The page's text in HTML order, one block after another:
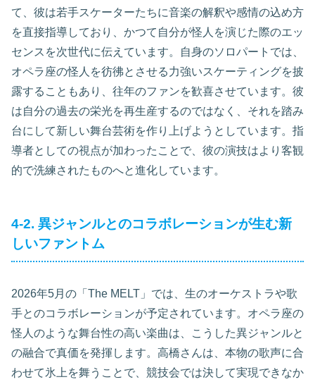
て、彼は若手スケーターたちに音楽の解釈や感情の込め方
を直接指導しており、かつて自分が怪人を演じた際のエッ
センスを次世代に伝えています。自身のソロパートでは、
オペラ座の怪人を彷彿とさせる力強いスケーティングを披
露することもあり、往年のファンを歓喜させています。彼
は自分の過去の栄光を再生産するのではなく、それを踏み
台にして新しい舞台芸術を作り上げようとしています。指
導者としての視点が加わったことで、彼の演技はより客観
的で洗練されたものへと進化しています。
4-2. 異ジャンルとのコラボレーションが生む新
しいファントム
2026年5月の「The MELT」では、生のオーケストラや歌
手とのコラボレーションが予定されています。オペラ座の
怪人のような舞台性の高い楽曲は、こうした異ジャンルと
の融合で真価を発揮します。高橋さんは、本物の歌声に合
わせて氷上を舞うことで、競技会では決して実現できなか